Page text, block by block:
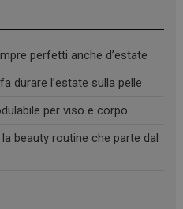
perfetti anche d’estate
durare l’estate sulla pelle
per viso e corpo
beauty routine che parte dal